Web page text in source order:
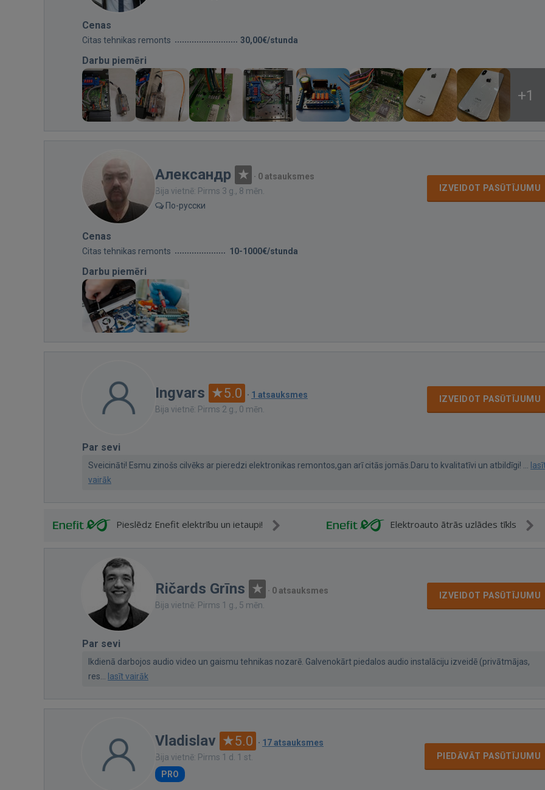
Cenas
Citas tehnikas remonts 30,00€/stunda
Darbu piemēri
+1
Александр · 0 atsauksmes
Bija vietnē: Pirms 3 g., 8 mēn.
По-русски
IZVEIDOT PASŪTĪJUMU
Cenas
Citas tehnikas remonts 10-1000€/stunda
Darbu piemēri
Ingvars 5.0 · 1 atsauksmes
Bija vietnē: Pirms 2 g., 0 mēn.
IZVEIDOT PASŪTĪJUMU
Par sevi
Sveicināti! Esmu zinošs cilvēks ar pieredzi elektronikas remontos,gan arī citās jomās.Daru to kvalitatīvi un atbildīgi! ...
vairāk
Pieslēdz Enefit elektrību un ietaupi! Elektroauto ātrās uzlādes tīkls
Ričards Grīns · 0 atsauksmes
Bija vietnē: Pirms 1 g., 5 mēn.
IZVEIDOT PASŪTĪJUMU
Par sevi
Ikdienā darbojos audio video un gaismu tehnikas nozarē. Galvenokārt piedalos audio instalāciju izveidē (privātmājas,
res... lasīt vairāk
Vladislav 5.0 · 17 atsauksmes
Bija vietnē: Pirms 1 d. 1 st.
PRO
PIEDĀVĀT PASŪTĪJUMU